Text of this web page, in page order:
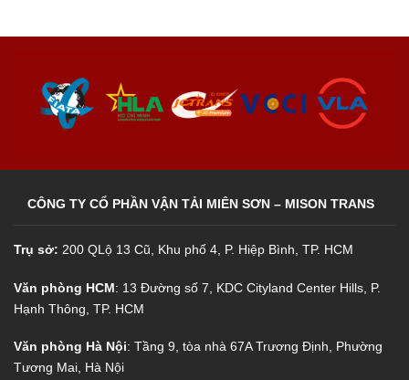
CÔNG TY CỔ PHẦN VẬN TẢI MIÊN SƠN – MISON TRANS
Trụ sở: 200 QLộ 13 Cũ, Khu phố 4, P. Hiệp Bình, TP. HCM
Văn phòng HCM: 13 Đường số 7, KDC Cityland Center Hills, P.
Hạnh Thông, TP. HCM
Văn phòng Hà Nội: Tầng 9, tòa nhà 67A Trương Định, Phường
Tương Mai, Hà Nội